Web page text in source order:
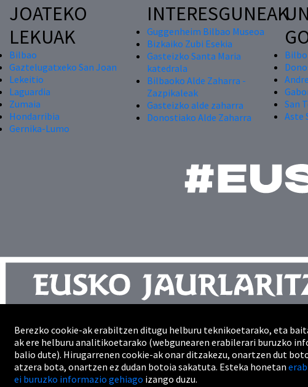
JOATEKO
LEKUAK
Bilbao
Gaztelugatxeko San Joan
Lekeitio
Laguardia
Zumaia
Hondarribia
Gernika-Lumo
INTERESGUNEAK
Guggenheim Bilbao Museoa
Bizkaiko Zubi Esekia
Gasteizko Santa Maria
katedrala
Bilbaoko Alde Zaharra -
Zazpikaleak
Gasteizko alde zaharra
Donostiako Alde Zaharra
San
Aste
Kontaktua
Gunearen mapa
Profesionalak
Erabilerraztasuna
Berezko cookie-ak erabiltzen ditugu helburu teknikoetarako, eta
ak ere helburu analitikoetarako (webgunearen erabilerari buruzko
balio dute). Hirugarrenen cookie-ak onar ditzakezu, onartzen dut
atzera bota, onartzen ez dudan botoia sakatuta. Esteka honetan
ei buruzko informazio gehiago izango duzu.